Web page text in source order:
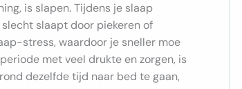
is slapen. Tijdens je slaap
slaapt door piekeren of
stress, waardoor je sneller moe
met veel drukte en zorgen, is
dezelfde tijd naar bed te gaan,